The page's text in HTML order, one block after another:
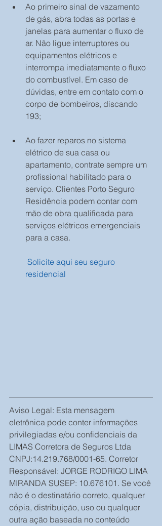
Ao primeiro sinal de vazamento
de gás, abra todas as portas e
janelas para aumentar o fluxo de
ar. Não ligue interruptores ou
equipamentos elétricos e
interrompa imediatamente o fluxo
do combustível. Em caso de
dúvidas, entre em contato com o
corpo de bombeiros, discando
193;
Ao fazer reparos no sistema
elétrico de sua casa ou
apartamento, contrate sempre um
profissional habilitado para o
serviço. Clientes Porto Seguro
Residência podem contar com
mão de obra qualificada para
serviços elétricos emergenciais
para a casa.
Solicite aqui seu seguro
residencial
Aviso Legal: Esta mensagem
eletrônica pode conter informações
privilegiadas e/ou confidenciais da
LIMAS Corretora de Seguros Ltda
CNPJ:14.219.768/0001-65. Corretor
Responsável: JORGE RODRIGO LIMA
MIRANDA SUSEP: 10.676101. Se você
não é o destinatário correto, qualquer
cópia, distribuição, uso ou qualquer
outra ação baseada no conteúdo